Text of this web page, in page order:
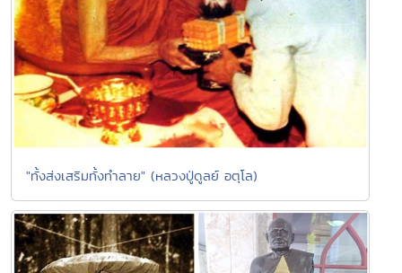
"ทั้งส่งเสริมทั้งทำลาย" (หลวงปู่ดูลย์ อตุโล)